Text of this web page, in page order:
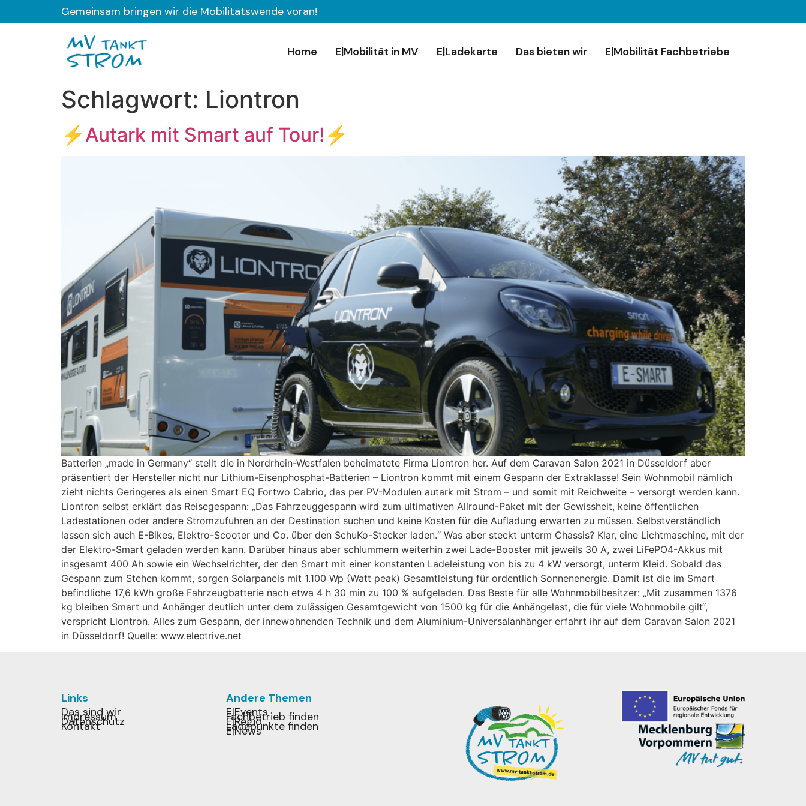
Gemeinsam bringen wir die Mobilitätswende voran!
Home E|Mobilität in MV E|Ladekarte Das bieten wir E|Mobilität Fachbetriebe
Schlagwort: Liontron
⚡Autark mit Smart auf Tour!⚡
Batterien „made in Germany“ stellt die in Nordrhein-Westfalen beheimatete Firma Liontron her. Auf dem Caravan Salon 2021 in Düsseldorf aber
präsentiert der Hersteller nicht nur Lithium-Eisenphosphat-Batterien – Liontron kommt mit einem Gespann der Extraklasse! Sein Wohnmobil nämlich
zieht nichts Geringeres als einen Smart EQ Fortwo Cabrio, das per PV-Modulen autark mit Strom – und somit mit Reichweite – versorgt werden kann.
Liontron selbst erklärt das Reisegespann: „Das Fahrzeuggespann wird zum ultimativen Allround-Paket mit der Gewissheit, keine öffentlichen
Ladestationen oder andere Stromzufuhren an der Destination suchen und keine Kosten für die Aufladung erwarten zu müssen. Selbstverständlich
lassen sich auch E-Bikes, Elektro-Scooter und Co. über den SchuKo-Stecker laden.“ Was aber steckt unterm Chassis? Klar, eine Lichtmaschine, mit der
der Elektro-Smart geladen werden kann. Darüber hinaus aber schlummern weiterhin zwei Lade-Booster mit jeweils 30 A, zwei LiFePO4-Akkus mit
insgesamt 400 Ah sowie ein Wechselrichter, der den Smart mit einer konstanten Ladeleistung von bis zu 4 kW versorgt, unterm Kleid. Sobald das
Gespann zum Stehen kommt, sorgen Solarpanels mit 1.100 Wp (Watt peak) Gesamtleistung für ordentlich Sonnenenergie. Damit ist die im Smart
befindliche 17,6 kWh große Fahrzeugbatterie nach etwa 4 h 30 min zu 100 % aufgeladen. Das Beste für alle Wohnmobilbesitzer: „Mit zusammen 1376
kg bleiben Smart und Anhänger deutlich unter dem zulässigen Gesamtgewicht von 1500 kg für die Anhängelast, die für viele Wohnmobile gilt“,
verspricht Liontron. Alles zum Gespann, der innewohnenden Technik und dem Aluminium-Universalanhänger erfahrt ihr auf dem Caravan Salon 2021
in Düsseldorf! Quelle: www.electrive.net
Links
Das sind wir
Impressum
Datenschutz
Kontakt
Andere Themen
E|Events
Fachbetrieb finden
E|Regio
Ladepunkte finden
E|News